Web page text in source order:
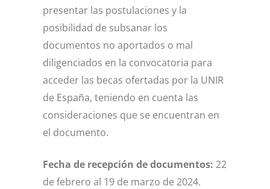
presentar las postulaciones y la
posibilidad de subsanar los
documentos no aportados o mal
diligenciados en la convocatoria para
acceder las becas ofertadas por la UNIR
de España, teniendo en cuenta las
consideraciones que se encuentran en
el documento.
Fecha de recepción de documentos: 22
de febrero al 19 de marzo de 2024.